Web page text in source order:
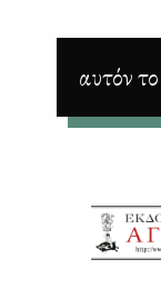
αυτόν